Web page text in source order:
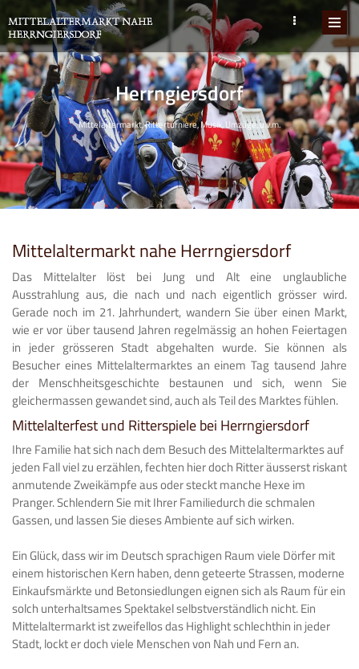
Herrngiersdorf
Mittelaltermarkt, Ritterturniere, Musik, Umzüge, u.v.m.
Mittelaltermarkt nahe Herrngiersdorf
Das Mittelalter löst bei Jung und Alt eine unglaubliche
Ausstrahlung aus, die nach und nach eigentlich grösser wird.
Gerade noch im 21. Jahrhundert, wandern Sie über einen Markt,
wie er vor über tausend Jahren regelmässig an hohen Feiertagen
in jeder grösseren Stadt abgehalten wurde. Sie können als
Besucher eines Mittelaltermarktes an einem Tag tausend Jahre
der Menschheitsgeschichte bestaunen und sich, wenn Sie
gleichermassen gewandet sind, auch als Teil des Marktes fühlen.
Mittelalterfest und Ritterspiele bei Herrngiersdorf
Ihre Familie hat sich nach dem Besuch des Mittelaltermarktes auf
jeden Fall viel zu erzählen, fechten hier doch Ritter äusserst riskant
anmutende Zweikämpfe aus oder steckt manche Hexe im
Pranger. Schlendern Sie mit Ihrer Familiedurch die schmalen
Gassen, und lassen Sie dieses Ambiente auf sich wirken.
Ein Glück, dass wir im Deutsch sprachigen Raum viele Dörfer mit
einem historischen Kern haben, denn geteerte Strassen, moderne
Einkaufsmärkte und Betonsiedlungen eignen sich als Raum für ein
solch unterhaltsames Spektakel selbstverständlich nicht. Ein
Mittelaltermarkt ist zweifellos das Highlight schlechthin in jeder
Stadt, lockt er doch viele Menschen von Nah und Fern an.